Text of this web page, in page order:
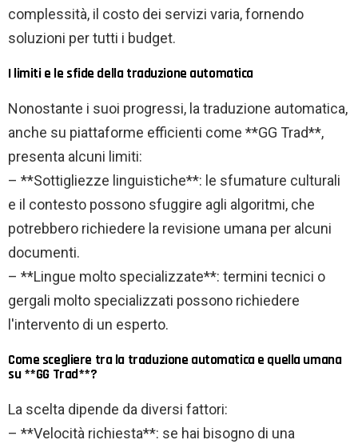
complessità, il costo dei servizi varia, fornendo
soluzioni per tutti i budget.
I limiti e le sfide della traduzione automatica
Nonostante i suoi progressi, la traduzione automatica,
anche su piattaforme efficienti come **GG Trad**,
presenta alcuni limiti:
– **Sottigliezze linguistiche**: le sfumature culturali
e il contesto possono sfuggire agli algoritmi, che
potrebbero richiedere la revisione umana per alcuni
documenti.
– **Lingue molto specializzate**: termini tecnici o
gergali molto specializzati possono richiedere
l'intervento di un esperto.
Come scegliere tra la traduzione automatica e quella umana
su **GG Trad**?
La scelta dipende da diversi fattori:
– **Velocità richiesta**: se hai bisogno di una